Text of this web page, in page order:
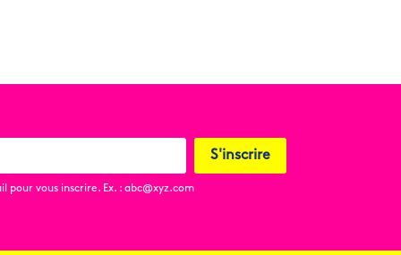
pour vous inscrire. Ex. : abc@xyz.com
S'inscrire